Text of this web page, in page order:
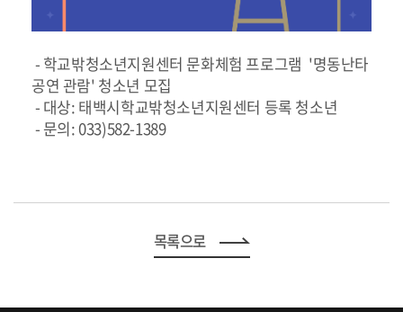
- 학교밖청소년지원센터 문화체험 프로그램 '명동난타
공연 관람' 청소년 모집
- 대상: 태백시학교밖청소년지원센터 등록 청소년
- 문의: 033)582-1389
목록으로